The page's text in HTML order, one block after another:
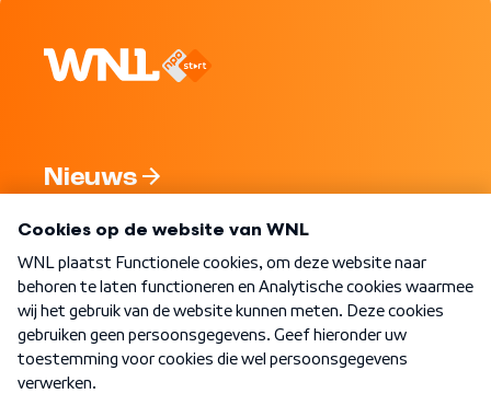
Nieuws
Nieuwsbrief
Word Lid